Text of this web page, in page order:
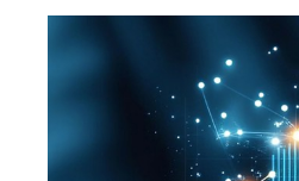
Спорт